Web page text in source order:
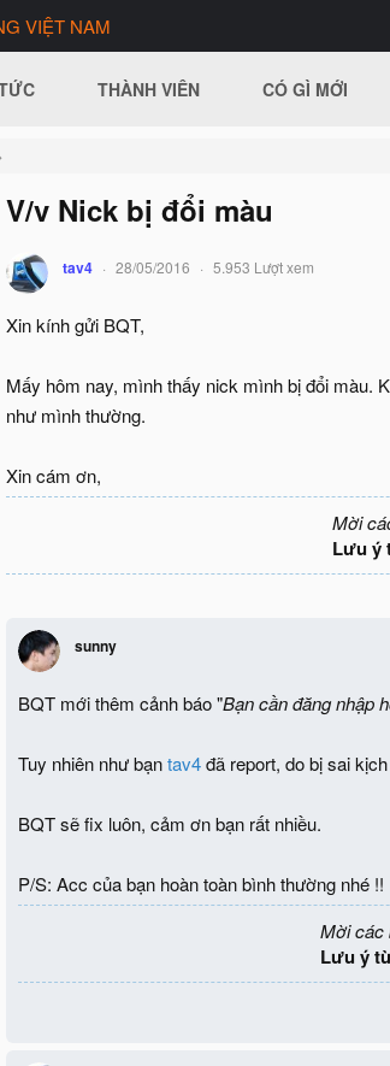
VIỆT NAM
THÀNH VIÊN CÓ GÌ MỚI
V/v Nick bị đổi màu
tav4 28/05/2016 5.953 Lượt xem
Xin kính gửi BQT,
Mấy hôm nay, mình thấy nick mình bị đổi màu.
như mình thường.
Xin cám ơn,
Mời
Lưu ý
sunny
BQT mới thêm cảnh báo "Bạn cần đăng nhập
Tuy nhiên như bạntav4đã report, do bị sai
BQT sẽ fix luôn, cảm ơn bạn rất nhiều.
P/S: Acc của bạn hoàn toàn bình thường nhé !!
Mời các
Lưu ý